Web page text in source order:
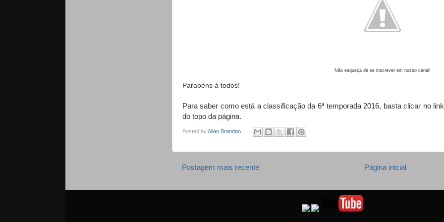
Não esqueça de se inscrever em nosso canal!
Parabéns à todos!
Para saber como está a classificação da 6ª temporada 2016, basta clicar no link
do topo da página.
Posted byAllan Brandao
Postagem mais recente Página inicial